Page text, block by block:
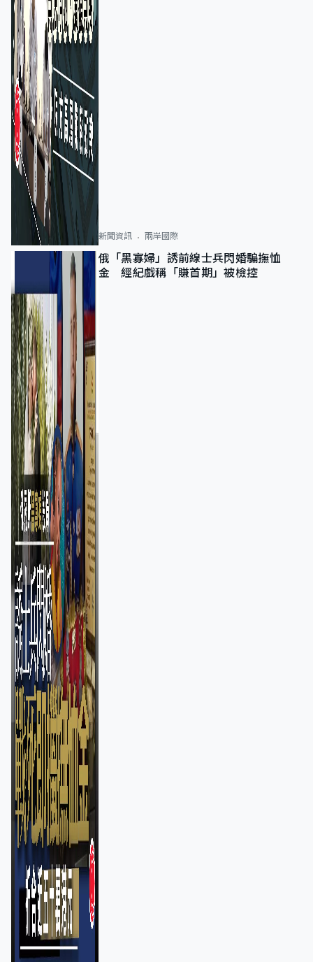
新聞資訊 兩岸國際
俄「黑寡婦」誘前線士兵閃婚騙撫恤
金 經紀戲稱「賺首期」被檢控